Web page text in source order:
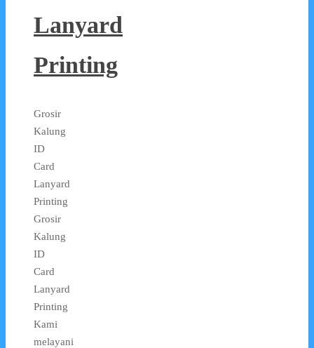
Lanyard
Printing
Grosir
Kalung
ID
Card
Lanyard
Printing
Grosir
Kalung
ID
Card
Lanyard
Printing
Kami
melayani